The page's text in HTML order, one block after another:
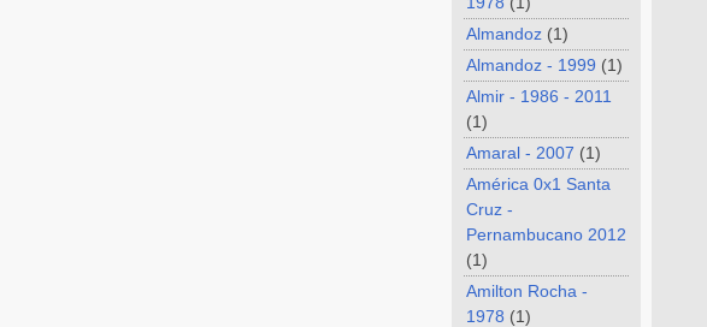
Almandoz (1)
Almandoz - 1999 (1)
Almir - 1986 - 2011
(1)
Amaral - 2007 (1)
América 0x1 Santa
Cruz -
Pernambucano 2012
(1)
Amilton Rocha -
1978 (1)